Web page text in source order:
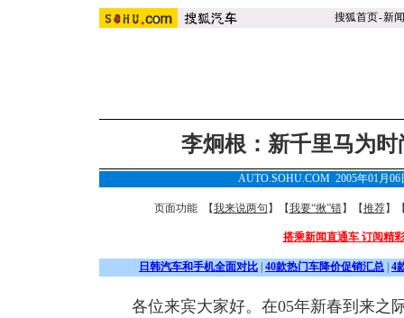
搜狐首页-新闻
李炯根：新千里马为
AUTO.SOHU.COM 2005年01月
页面功能 【我来说两句 】【我要“揪”错】【推荐】
搭乘新闻直通车 订阅精
日韩汽车和手机全面对比 40款热门车降价促销汇总 4
各位来宾大家好。在05年新春到来之